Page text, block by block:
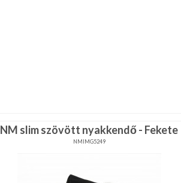
NM slim szövött nyakkendő - Fekete
NMIMG5249